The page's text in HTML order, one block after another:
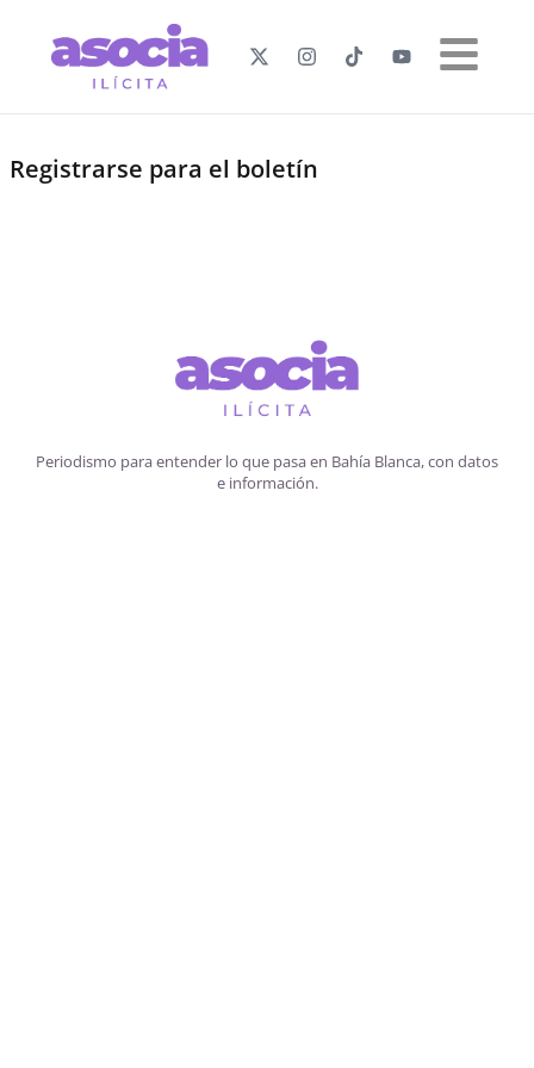
Registrarse para el boletín
Periodismo para entender lo que pasa en Bahía Blanca, con datos
e información.